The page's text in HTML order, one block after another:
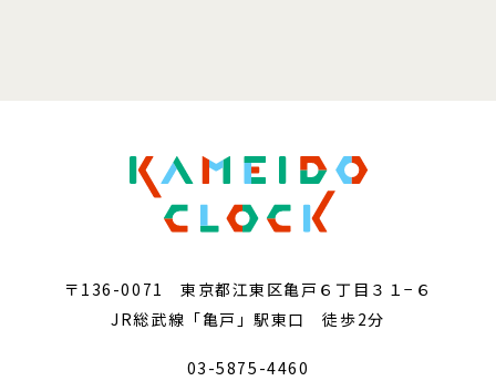
〒136-0071 東京都江東区亀戸６丁目３１−６
JR総武線「亀戸」駅東口 徒歩2分
03-5875-4460